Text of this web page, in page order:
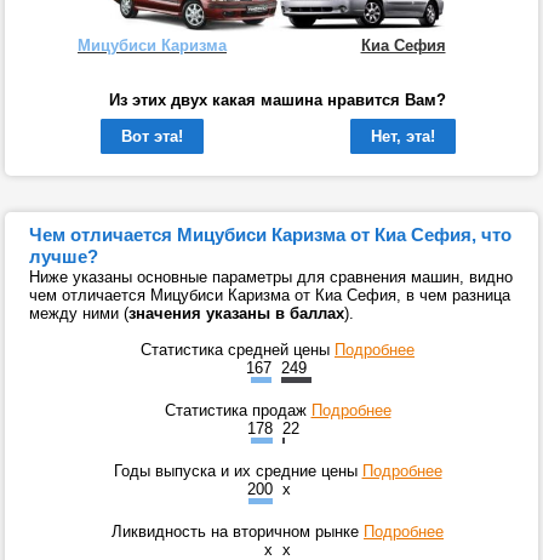
Мицубиси Каризма Киа Сефия
Из этих двух какая машина нравится Вам?
Вот эта!
Нет, эта!
Чем отличается Мицубиси Каризма от Киа Сефия, что
лучше?
Ниже указаны основные параметры для сравнения машин, видно
чем отличается Мицубиси Каризма от Киа Сефия, в чем разница
между ними (значения указаны в баллах).
Статистика средней цены Подробнее
167 249
Статистика продаж Подробнее
178 22
Годы выпуска и их средние цены Подробнее
200 x
Ликвидность на вторичном рынке Подробнее
x x